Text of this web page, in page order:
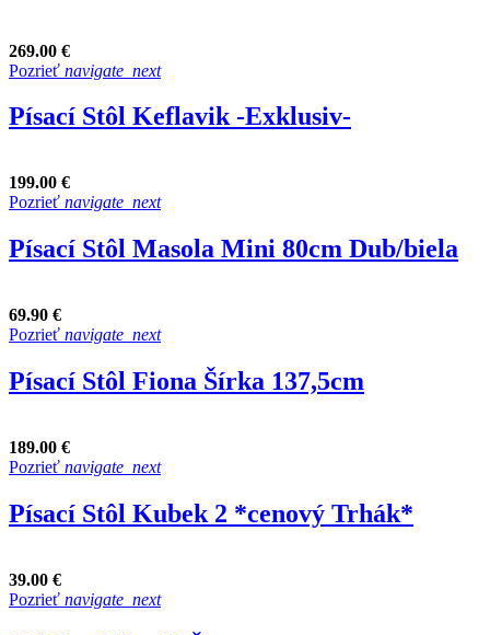
269.00 €
Pozrieť navigate_next
Písací Stôl Keflavik -Exklusiv-
199.00 €
Pozrieť navigate_next
Písací Stôl Masola Mini 80cm Dub/biela
69.90 €
Pozrieť navigate_next
Písací Stôl Fiona Šírka 137,5cm
189.00 €
Pozrieť navigate_next
Písací Stôl Kubek 2 *cenový Trhák*
39.00 €
Pozrieť navigate_next